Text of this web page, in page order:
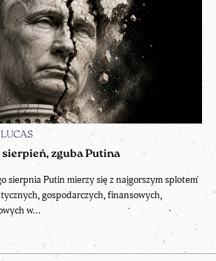
sierpień, zguba Putina
sierpnia Putin mierzy się z najgorszym splotem
gospodarczych, finansowych,
w...